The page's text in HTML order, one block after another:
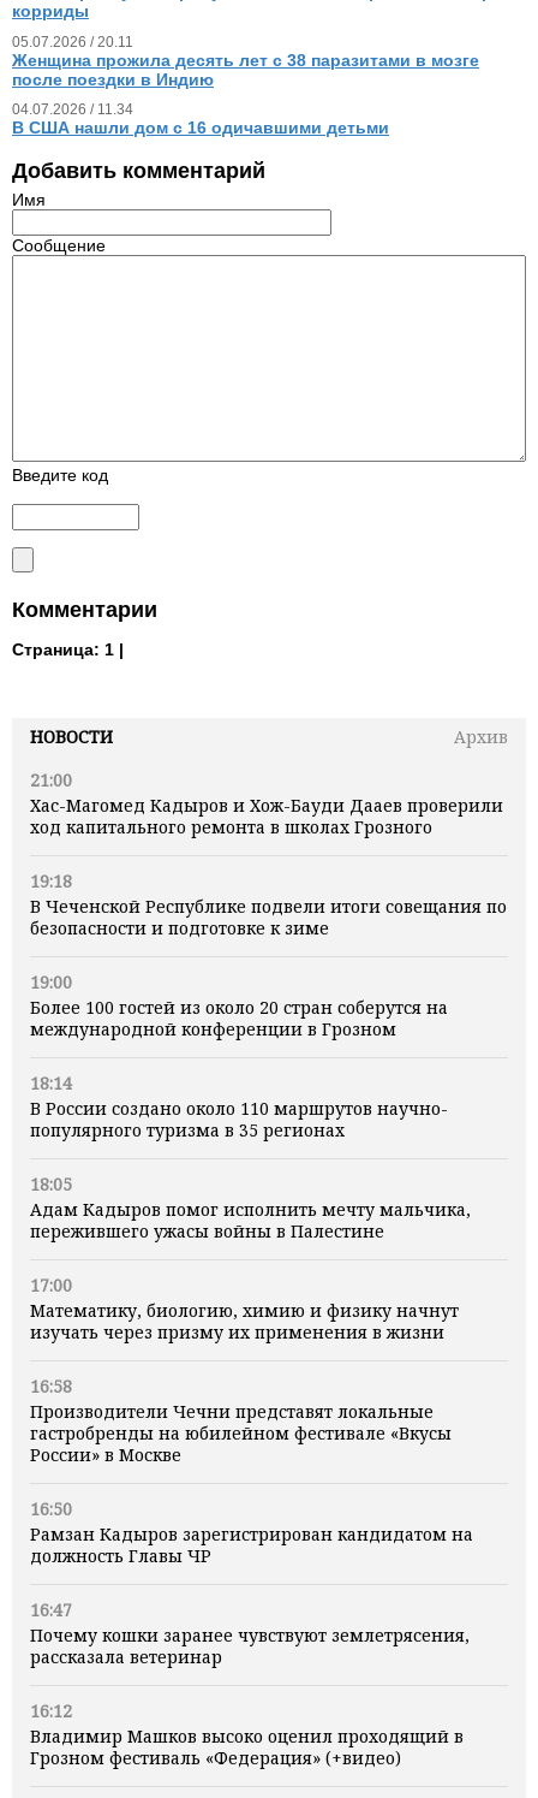
НОВОСТИ
Архив
21:00
Хас-Магомед Кадыров и Хож-Бауди Дааев проверили
ход капитального ремонта в школах Грозного
19:18
В Чеченской Республике подвели итоги совещания по
безопасности и подготовке к зиме
19:00
Более 100 гостей из около 20 стран соберутся на
международной конференции в Грозном
18:14
В России создано около 110 маршрутов научно-
популярного туризма в 35 регионах
18:05
Адам Кадыров помог исполнить мечту мальчика,
пережившего ужасы войны в Палестине
17:00
Математику, биологию, химию и физику начнут
изучать через призму их применения в жизни
16:58
Производители Чечни представят локальные
гастробренды на юбилейном фестивале «Вкусы
России» в Москве
16:50
Рамзан Кадыров зарегистрирован кандидатом на
должность Главы ЧР
16:47
Почему кошки заранее чувствуют землетрясения,
рассказала ветеринар
16:12
Владимир Машков высоко оценил проходящий в
Грозном фестиваль «Федерация» (+видео)
корриды
05.07.2026 / 20.11
Женщина прожила десять лет с 38 паразитами в мозге
после поездки в Индию
04.07.2026 / 11.34
В США нашли дом с 16 одичавшими детьми
Добавить комментарий
Имя
Сообщение
Введите код
Комментарии
Страница: 1 |